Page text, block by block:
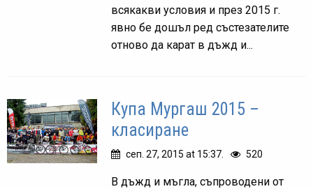
всякакви условия и през 2015 г.
явно бе дошъл ред състезателите
отново да карат в дъжд и...
Купа Мургаш 2015 –
класиране
сеп. 27, 2015 at 15:37. 520
В дъжд и мъгла, съпроводени от